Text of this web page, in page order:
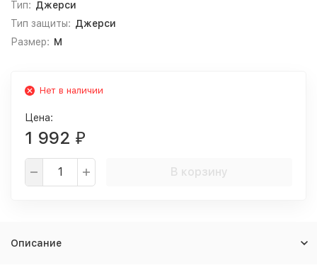
Тип: Джерси
Тип защиты: Джерси
Размер: M
Нет в наличии
Цена:
1 992 ₽
В корзину
Описание